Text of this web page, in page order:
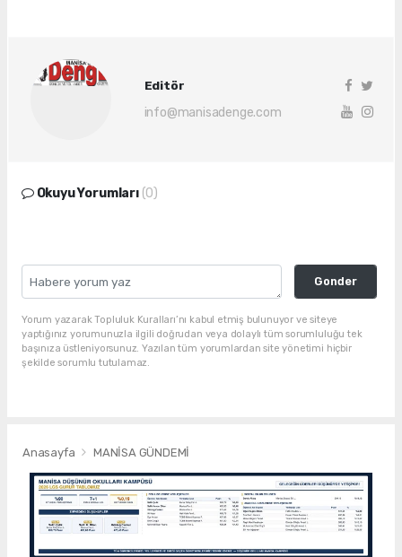
Editör
info@manisadenge.com
Okuyu Yorumları (0)
Gonder
Yorum yazarak Topluluk Kuralları’nı kabul etmiş bulunuyor ve siteye
yaptığınız yorumunuzla ilgili doğrudan veya dolaylı tüm sorumluluğu tek
başınıza üstleniyorsunuz. Yazılan tüm yorumlardan site yönetimi hiçbir
şekilde sorumlu tutulamaz.
Anasayfa MANİSA GÜNDEMİ